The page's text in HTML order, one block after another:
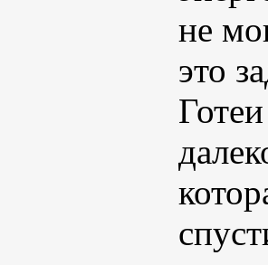
не
это